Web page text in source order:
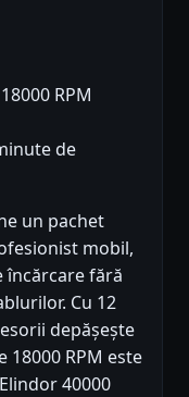
RPM
de
un pachet
mobil,
încărcare fără
Cu 12
depășește
18000 RPM este
40000